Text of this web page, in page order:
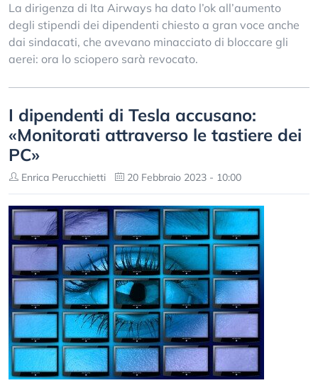
La dirigenza di Ita Airways ha dato l’ok all’aumento
degli stipendi dei dipendenti chiesto a gran voce anche
dai sindacati, che avevano minacciato di bloccare gli
aerei: ora lo sciopero sarà revocato.
I dipendenti di Tesla accusano:
«Monitorati attraverso le tastiere dei
PC»
Enrica Perucchietti 20 Febbraio 2023 - 10:00